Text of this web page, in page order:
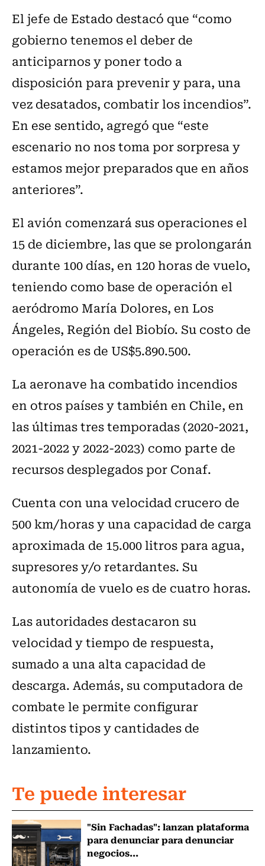
El jefe de Estado destacó que “como
gobierno tenemos el deber de
anticiparnos y poner todo a
disposición para prevenir y para, una
vez desatados, combatir los incendios”.
En ese sentido, agregó que “este
escenario no nos toma por sorpresa y
estamos mejor preparados que en años
anteriores”.
El avión comenzará sus operaciones el
15 de diciembre, las que se prolongarán
durante 100 días, en 120 horas de vuelo,
teniendo como base de operación el
aeródromo María Dolores, en Los
Ángeles, Región del Biobío. Su costo de
operación es de US$5.890.500.
La aeronave ha combatido incendios
en otros países y también en Chile, en
las últimas tres temporadas (2020-2021,
2021-2022 y 2022-2023) como parte de
recursos desplegados por Conaf.
Cuenta con una velocidad crucero de
500 km/horas y una capacidad de carga
aproximada de 15.000 litros para agua,
supresores y/o retardantes. Su
autonomía de vuelo es de cuatro horas.
Las autoridades destacaron su
velocidad y tiempo de respuesta,
sumado a una alta capacidad de
descarga. Además, su computadora de
combate le permite configurar
distintos tipos y cantidades de
lanzamiento.
Te puede interesar
"Sin Fachadas": lanzan plataforma
para denunciar para denunciar
negocios...